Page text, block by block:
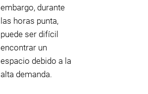
embargo, durante
las horas punta,
puede ser difícil
encontrar un
espacio debido a la
alta demanda.